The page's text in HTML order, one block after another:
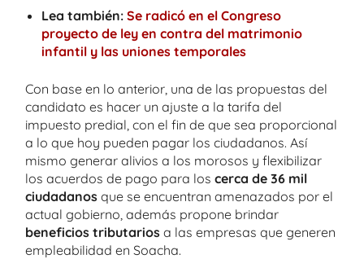
Lea también: Se radicó en el Congreso
proyecto de ley en contra del matrimonio
infantil y las uniones temporales
Con base en lo anterior, una de las propuestas del
candidato es hacer un ajuste a la tarifa del
impuesto predial, con el fin de que sea proporcional
a lo que hoy pueden pagar los ciudadanos. Así
mismo generar alivios a los morosos y flexibilizar
los acuerdos de pago para los cerca de 36 mil
ciudadanos que se encuentran amenazados por el
actual gobierno, además propone brindar
beneficios tributarios a las empresas que generen
empleabilidad en Soacha.